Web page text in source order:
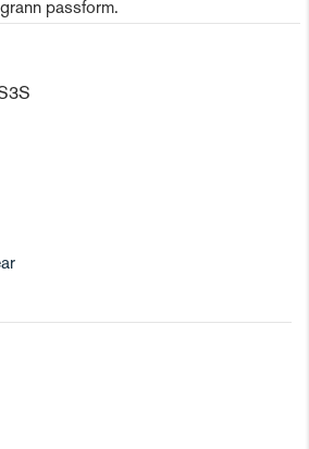
passform.